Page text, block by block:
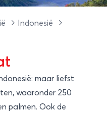
Indonesië
maar liefst
waaronder 250
palmen. Ook de